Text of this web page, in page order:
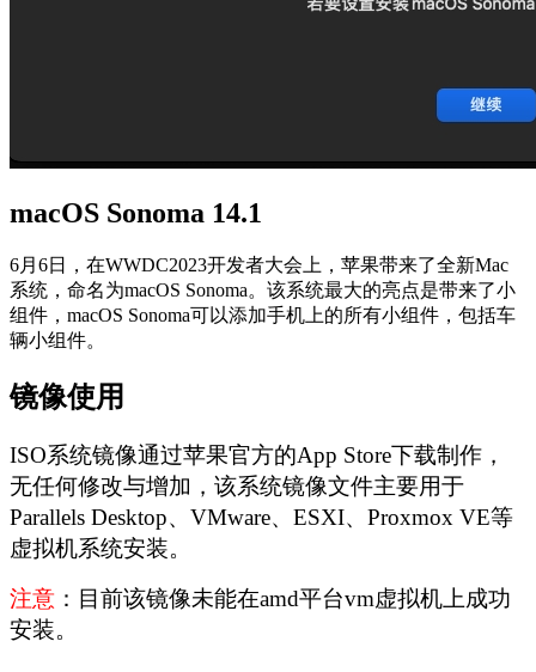
macOS Sonoma 14.1
6月6日，在WWDC2023开发者大会上，苹果带来了全新Mac
系统，命名为macOS Sonoma。该系统最大的亮点是带来了小
组件，macOS Sonoma可以添加手机上的所有小组件，包括车
辆小组件。
镜像使用
ISO系统镜像通过苹果官方的App Store下载制作，
无任何修改与增加，该系统镜像文件主要用于
Parallels Desktop、VMware、ESXI、Proxmox VE等
虚拟机系统安装。
注意 ：目前该镜像未能在amd平台vm虚拟机上成功
安装。